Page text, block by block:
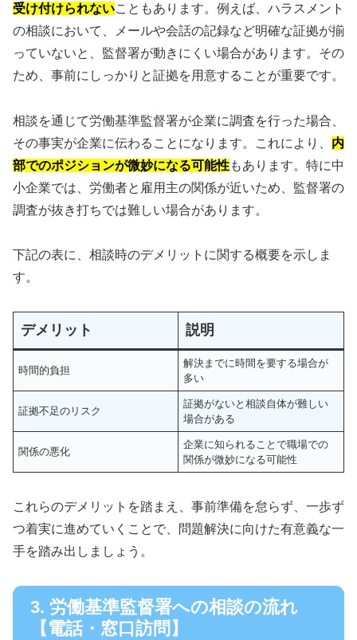
受け付けられないこともあります。例えば、ハラスメント
の相談において、メールや会話の記録など明確な証拠が揃
っていないと、監督署が動きにくい場合があります。その
ため、事前にしっかりと証拠を用意することが重要です。
相談を通じて労働基準監督署が企業に調査を行った場合、
その事実が企業に伝わることになります。これにより、 内
部でのポジションが微妙になる可能性もあります。特に中
小企業では、労働者と雇用主の関係が近いため、監督署の
調査が抜き打ちでは難しい場合があります。
下記の表に、相談時のデメリットに関する概要を示しま
す。
デメリット 説明
時間的負担
解決までに時間を要する場合が
多い
証拠不足のリスク
証拠がないと相談自体が難しい
場合がある
関係の悪化
企業に知られることで職場での
関係が微妙になる可能性
これらのデメリットを踏まえ、事前準備を怠らず、一歩ず
つ着実に進めていくことで、問題解決に向けた有意義な一
手を踏み出しましょう。
3. 労働基準監督署への相談の流れ
【電話・窓口訪問】